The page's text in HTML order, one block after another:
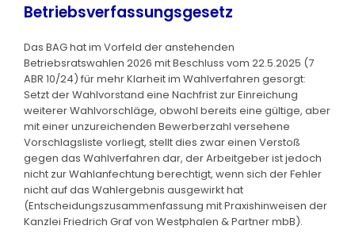
Betriebsverfassungsgesetz
Das BAG hat im Vorfeld der anstehenden
Betriebsratswahlen 2026 mit Beschluss vom 22.5.2025 (7
ABR 10/24) für mehr Klarheit im Wahlverfahren gesorgt:
Setzt der Wahlvorstand eine Nachfrist zur Einreichung
weiterer Wahlvorschläge, obwohl bereits eine gültige, aber
mit einer unzureichenden Bewerberzahl versehene
Vorschlagsliste vorliegt, stellt dies zwar einen Verstoß
gegen das Wahlverfahren dar, der Arbeitgeber ist jedoch
nicht zur Wahlanfechtung berechtigt, wenn sich der Fehler
nicht auf das Wahlergebnis ausgewirkt hat
(Entscheidungszusammenfassung mit Praxishinweisen der
Kanzlei Friedrich Graf von Westphalen & Partner mbB).